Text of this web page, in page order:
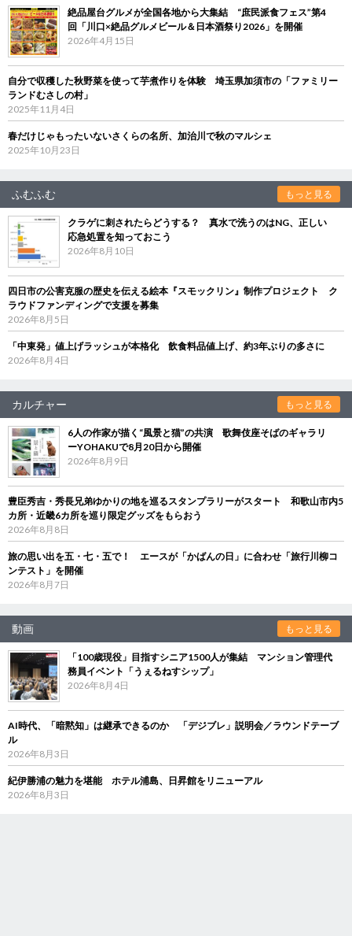
絶品屋台グルメが全国各地から大集結 “庶民派食フェス”第4
回「川口×絶品グルメビール＆日本酒祭り2026」を開催
2026年4月15日
自分で収穫した秋野菜を使って芋煮作りを体験 埼玉県加須市の「ファミリー
ランドむさしの村」
2025年11月4日
春だけじゃもったいないさくらの名所、加治川で秋のマルシェ
2025年10月23日
ふむふむ もっと見る
クラゲに刺されたらどうする？ 真水で洗うのはNG、正しい
応急処置を知っておこう
2026年8月10日
四日市の公害克服の歴史を伝える絵本『スモックリン』制作プロジェクト ク
ラウドファンディングで支援を募集
2026年8月5日
「中東発」値上げラッシュが本格化 飲食料品値上げ、約3年ぶりの多さに
2026年8月4日
カルチャー もっと見る
6人の作家が描く“風景と猫”の共演 歌舞伎座そばのギャラリ
ーYOHAKUで8月20日から開催
2026年8月9日
豊臣秀吉・秀長兄弟ゆかりの地を巡るスタンプラリーがスタート 和歌山市内5
カ所・近畿6カ所を巡り限定グッズをもらおう
2026年8月8日
旅の思い出を五・七・五で！ エースが「かばんの日」に合わせ「旅行川柳コ
ンテスト」を開催
2026年8月7日
動画 もっと見る
「100歳現役」目指すシニア1500人が集結 マンション管理代
務員イベント「うぇるねすシップ」
2026年8月4日
AI時代、「暗黙知」は継承できるのか 「デジブレ」説明会／ラウンドテーブ
ル
2026年8月3日
紀伊勝浦の魅力を堪能 ホテル浦島、日昇館をリニューアル
2026年8月3日